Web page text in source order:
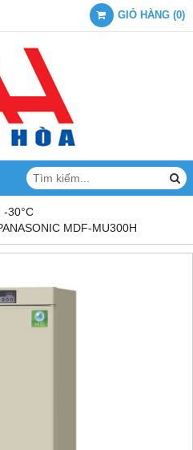
GIỎ HÀNG (0)
-30°C
MDF-MU300H